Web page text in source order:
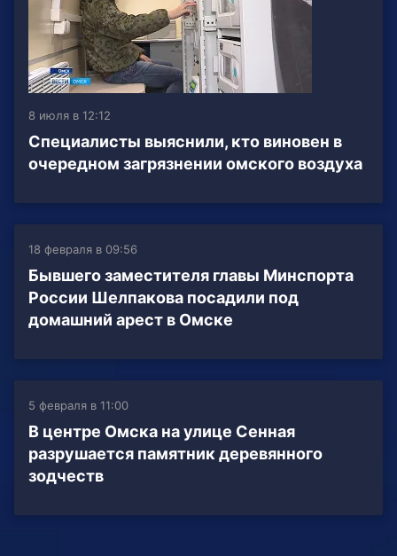
8 июля в 12:12
Специалисты выяснили, кто виновен в
очередном загрязнении омского воздуха
18 февраля в 09:56
Бывшего заместителя главы Минспорта
России Шелпакова посадили под
домашний арест в Омске
5 февраля в 11:00
В центре Омска на улице Сенная
разрушается памятник деревянного
зодчеств